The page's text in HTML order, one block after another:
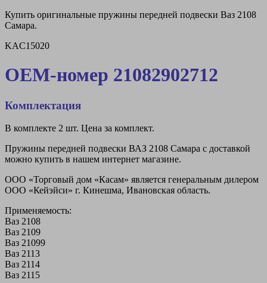
Купить оригинальные пружины передней подвески Ваз 2108
Самара.
KAC15020
OEM-номер 21082902712
Комплектация
В комплекте 2 шт. Цена за комплект.
Пружины передней подвески ВАЗ 2108 Самара с доставкой
можно купить в нашем интернет магазине.
ООО «Торговый дом «Касам» является генеральным дилером
ООО «Кейэйси» г. Кинешма, Ивановская область.
Применяемость:
Ваз 2108
Ваз 2109
Ваз 21099
Ваз 2113
Ваз 2114
Ваз 2115